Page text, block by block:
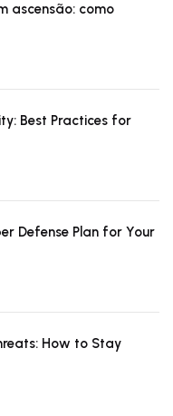
ascensão: como
Best Practices for
Defense Plan for Your
How to Stay